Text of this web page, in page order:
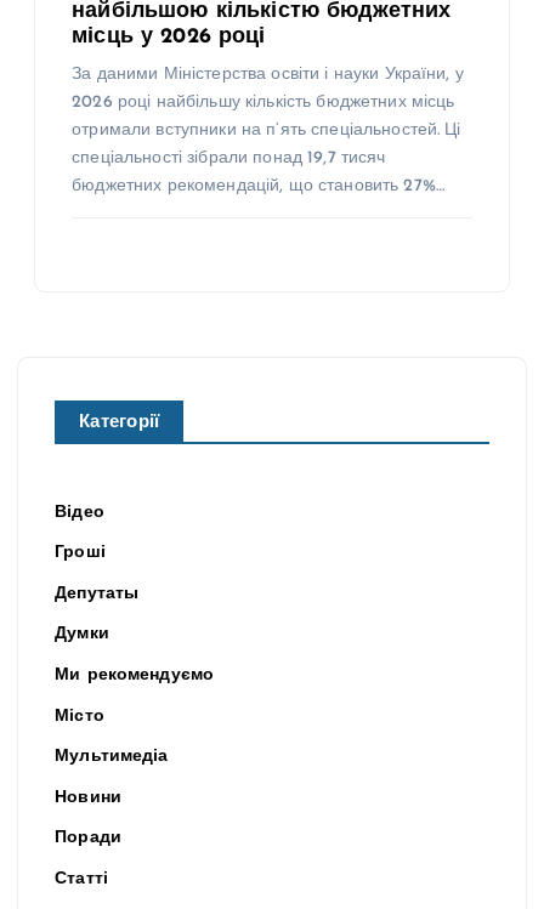
найбільшою кількістю бюджетних
місць у 2026 році
За даними Міністерства освіти і науки України, у
2026 році найбільшу кількість бюджетних місць
отримали вступники на п’ять спеціальностей. Ці
спеціальності зібрали понад 19,7 тисяч
бюджетних рекомендацій, що становить 27%…
Категорії
Відео
Гроші
Депутаты
Думки
Ми рекомендуємо
Місто
Мультимедіа
Новини
Поради
Статті